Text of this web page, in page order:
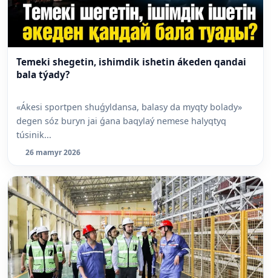
Temeki shegetin, ishimdik ishetin ákeden qandai
bala týady?
«Ákesi sportpen shuǵyldansa, balasy da myqty bolady»
degen sóz buryn jai ǵana baqylaý nemese halyqtyq
túsinik...
26 mamyr 2026